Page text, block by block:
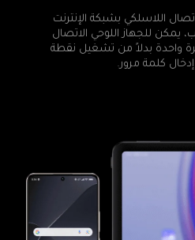
اللاسلكي بشبكة الإنترنت
يمكن للجهاز اللوحي الاتصال
واحدة بدلاً من تشغيل نقطة
كلمة مرور.